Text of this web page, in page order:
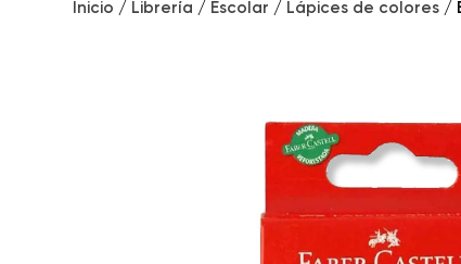
Inicio / Librería / Escolar / Lápices de colores /